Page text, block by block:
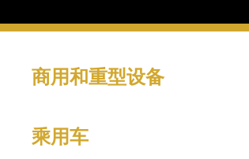
商用和重型设备
乘用车